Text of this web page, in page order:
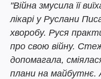
"Війна змусила її
лікарі у Руслани
хворобу. Руся
про свою війну.
допомагала,
плани на майбутнє.